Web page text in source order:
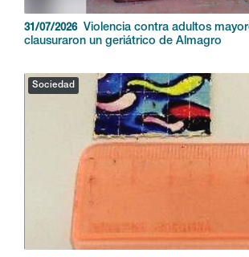
31/07/2026
Violencia contra adultos
clausuraron un geriátrico de Almagro
Sociedad